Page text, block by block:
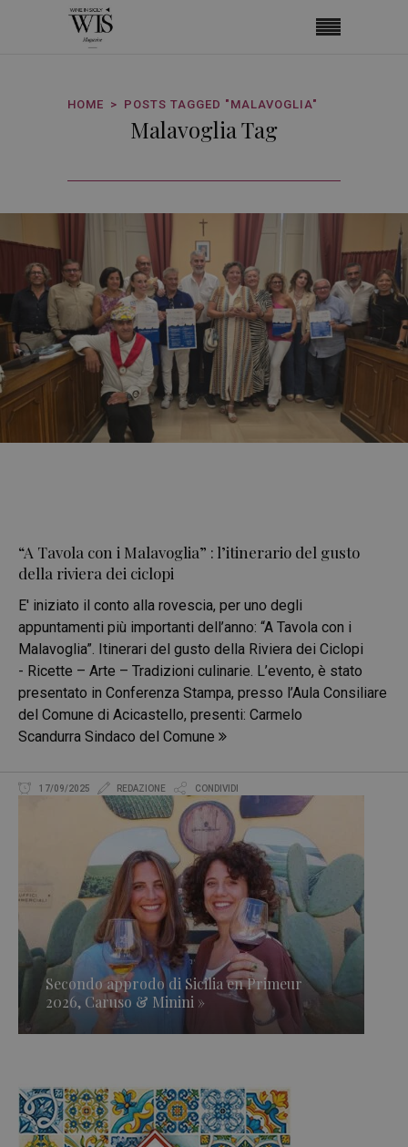
HOME POSTS TAGGED "MALAVOGLIA"
Malavoglia Tag
“A Tavola con i Malavoglia” : l’itinerario del gusto
della riviera dei ciclopi
E' iniziato il conto alla rovescia, per uno degli
appuntamenti più importanti dell’anno: “A Tavola con i
Malavoglia”. Itinerari del gusto della Riviera dei Ciclopi
- Ricette – Arte – Tradizioni culinarie. L’evento, è stato
presentato in Conferenza Stampa, presso l’Aula Consiliare
del Comune di Acicastello, presenti: Carmelo
Scandurra Sindaco del Comune
17/09/2025 REDAZIONE CONDIVIDI
Secondo approdo di Sicilia en Primeur
2026, Caruso & Minini »